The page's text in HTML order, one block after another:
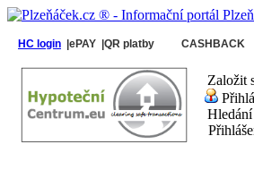
HC login |ePAY |QR platby CASHBACK
Založit